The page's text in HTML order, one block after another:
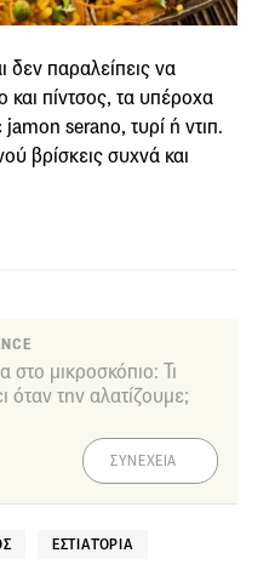
δεν παραλείπεις να
και πίντσος, τα υπέροχα
serano, τυρί ή ντιπ.
βρίσκεις συχνά και
στο μικροσκόπιο: Τι
όταν την αλατίζουμε;
ΣΥΝΕΧΕΙΑ
ΕΣΤΙΑΤΌΡΙΑ